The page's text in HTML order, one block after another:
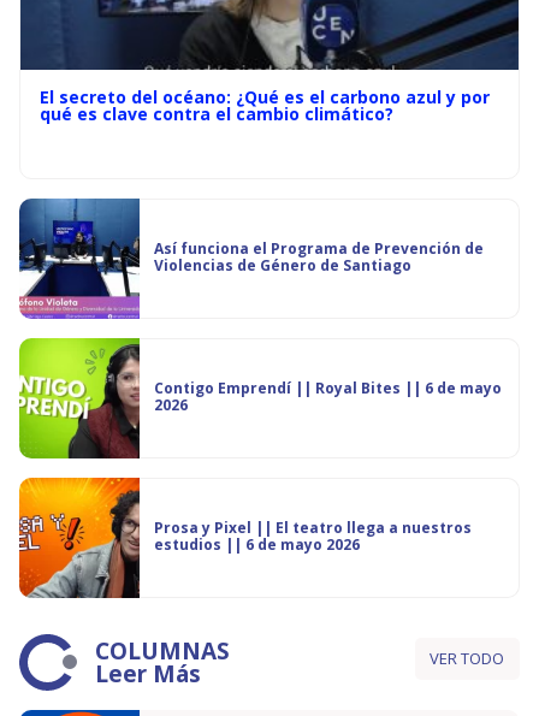
El secreto del océano: ¿Qué es el carbono azul y por
qué es clave contra el cambio climático?
Así funciona el Programa de Prevención de
Violencias de Género de Santiago
Contigo Emprendí || Royal Bites || 6 de mayo
2026
Prosa y Pixel || El teatro llega a nuestros
estudios || 6 de mayo 2026
COLUMNAS
Leer Más VER TODO